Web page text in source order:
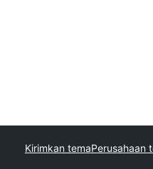
Kirimkan temaPerusahaan